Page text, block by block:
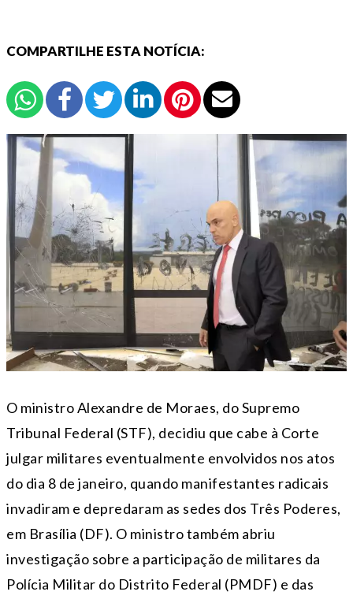
COMPARTILHE ESTA NOTÍCIA:
O ministro Alexandre de Moraes, do Supremo
Tribunal Federal (STF), decidiu que cabe à Corte
julgar militares eventualmente envolvidos nos atos
do dia 8 de janeiro, quando manifestantes radicais
invadiram e depredaram as sedes dos Três Poderes,
em Brasília (DF). O ministro também abriu
investigação sobre a participação de militares da
Polícia Militar do Distrito Federal (PMDF) e das